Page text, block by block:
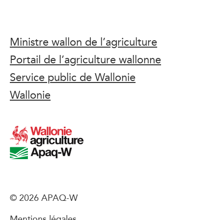
Ministre wallon de l’agriculture
Portail de l’agriculture wallonne
Service public de Wallonie
Wallonie
© 2026 APAQ-W